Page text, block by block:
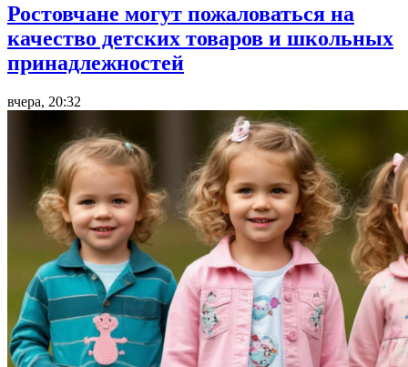
Ростовчане могут пожаловаться на
качество детских товаров и школьных
принадлежностей
вчера, 20:32